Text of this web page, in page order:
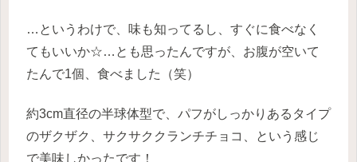
…というわけで、味も知ってるし、すぐに食べなく
てもいいか☆…とも思ったんですが、お腹が空いて
たんで1個、食べました（笑）
約3cm直径の半球体型で、パフがしっかりあるタイプ
のザクザク、サクサククランチチョコ、という感じ
で美味しかったです！